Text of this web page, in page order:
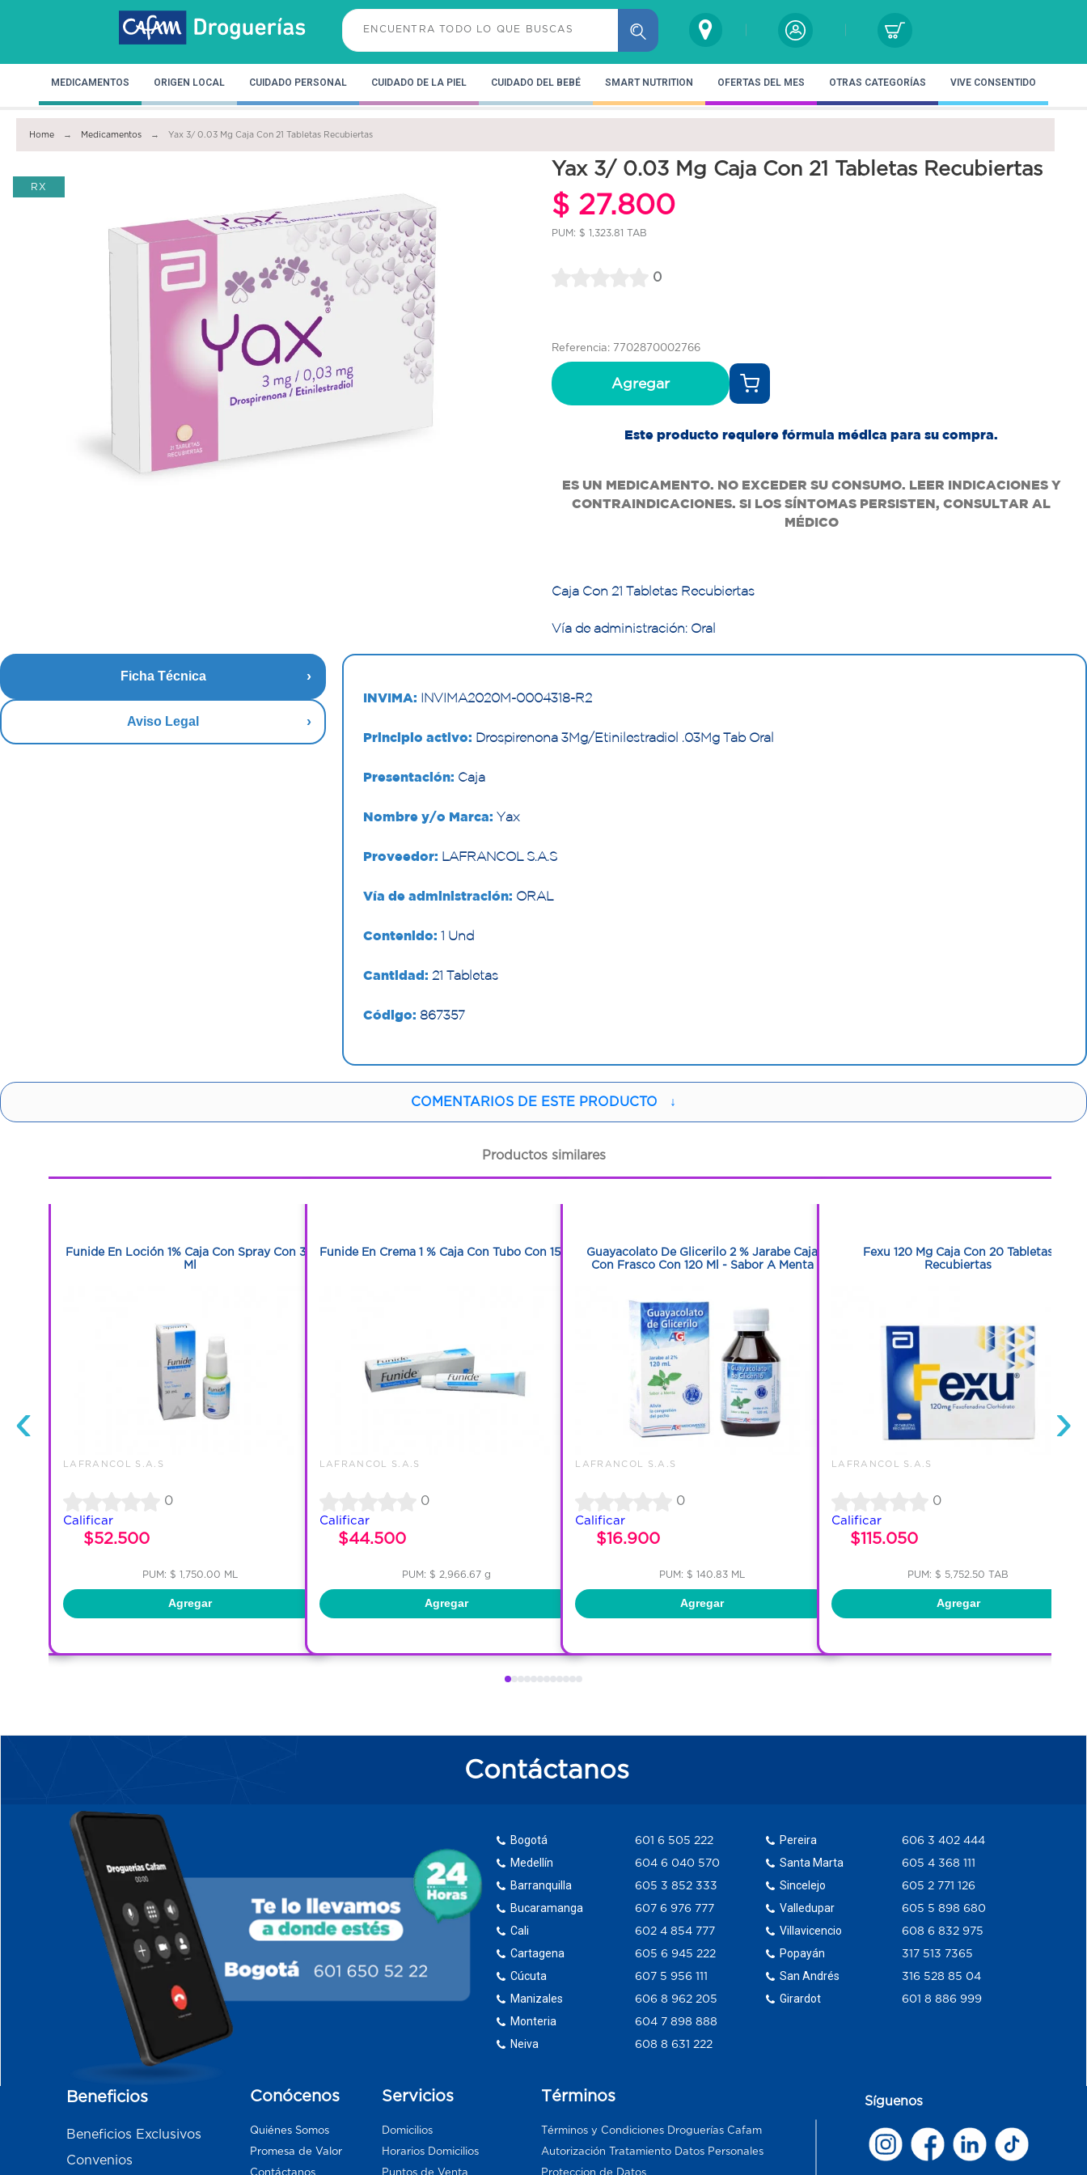
MEDICAMENTOS ORIGEN LOCAL CUIDADO PERSONAL CUIDADO DE LA PIEL CUIDADO DEL BEBÉ SMART NUTRITION OFERTAS DEL MES OTRAS CATEGORÍAS VIVE CONSENTIDO
Home Medicamentos Yax 3/ 0.03 Mg Caja Con 21 Tabletas Recubiertas
RX
Yax 3/ 0.03 Mg Caja Con 21 Tabletas Recubiertas
$ 27.800
PUM: $ 1,323.81 TAB
0
Referencia: 7702870002766
Agregar
Este producto requiere fórmula médica para su compra.
ES UN MEDICAMENTO. NO EXCEDER SU CONSUMO. LEER INDICACIONES Y
CONTRAINDICACIONES. SI LOS SÍNTOMAS PERSISTEN, CONSULTAR AL
MÉDICO
Caja Con 21 Tabletas Recubiertas
Vía de administración: Oral
Ficha Técnica
Aviso Legal
INVIMA: INVIMA2020M-0004318-R2
Principio activo: Drospirenona 3Mg/Etinilestradiol .03Mg Tab Oral
Presentación: Caja
Nombre y/o Marca: Yax
Proveedor: LAFRANCOL S.A.S
Vía de administración: ORAL
Contenido: 1 Und
Cantidad: 21 Tabletas
Código: 867357
COMENTARIOS DE ESTE PRODUCTO ↓
Productos similares
‹
Funide En Loción 1% Caja Con Spray Con 30
Ml
LAFRANCOL S.A.S
0
Calificar
$52.500
PUM: $ 1,750.00 ML
Agregar
Funide En Crema 1 % Caja Con Tubo Con 15 G
LAFRANCOL S.A.S
0
Calificar
$44.500
PUM: $ 2,966.67 g
Agregar
Guayacolato De Glicerilo 2 % Jarabe Caja
Con Frasco Con 120 Ml - Sabor A Menta
LAFRANCOL S.A.S
0
Calificar
$16.900
PUM: $ 140.83 ML
Agregar
Fexu 120 Mg Caja Con 20 Tabletas
Recubiertas
LAFRANCOL S.A.S
0
Calificar
$115.050
PUM: $ 5,752.50 TAB
Agregar
›
Contáctanos
Bogotá
Medellín
Barranquilla
Bucaramanga
Cali
Cartagena
Cúcuta
Manizales
Monteria
Neiva
601 6 505 222
604 6 040 570
605 3 852 333
607 6 976 777
602 4 854 777
605 6 945 222
607 5 956 111
606 8 962 205
604 7 898 888
608 8 631 222
Pereira
Santa Marta
Sincelejo
Valledupar
Villavicencio
Popayán
San Andrés
Girardot
606 3 402 444
605 4 368 111
605 2 771 126
605 5 898 680
608 6 832 975
317 513 7365
316 528 85 04
601 8 886 999
Beneficios
Beneficios Exclusivos
Convenios
Conócenos
Quiénes Somos
Promesa de Valor
Contáctanos
Servicios
Domicilios
Horarios Domicilios
Puntos de Venta
Términos
Términos y Condiciones Droguerías Cafam
Autorización Tratamiento Datos Personales
Proteccion de Datos
Síguenos